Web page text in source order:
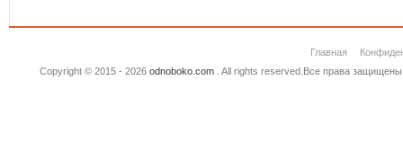
Главная
Copyright © 2015 - 2026 odnoboko.com. All rights reserved.Все права защищены.